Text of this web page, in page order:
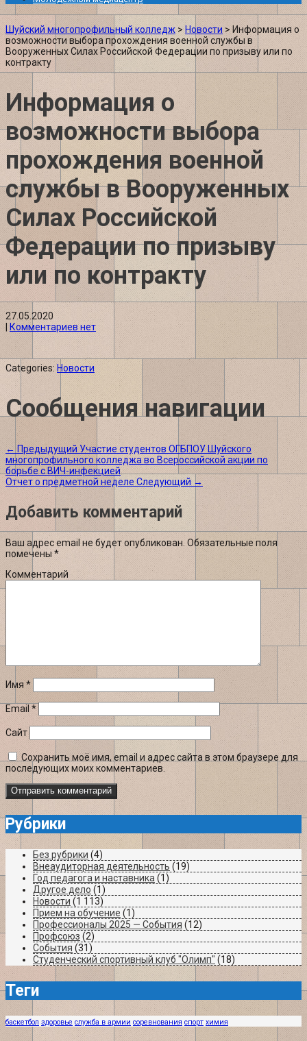
Шуйский многопрофильный колледж> Новости >Информация о
возможности выбора прохождения военной службы в
Вооруженных Силах Российской Федерации по призыву или по
контракту
Информация о
возможности выбора
прохождения военной
службы в Вооруженных
Силах Российской
Федерации по призыву
или по контракту
27.05.2020
Комментариев нет
Categories:Новости
Сообщения навигации
← Предыдущий Участие студентов ОГБПОУ Шуйского
многопрофильного колледжа во Всероссийской акции по
борьбе с ВИЧ-инфекцией
Отчет о предметной неделеСледующий →
Добавить комментарий
Ваш адрес email не будет опубликован. Обязательные поля
помечены *
Комментарий
Имя*
Email*
Сайт
Сохранить моё имя, email и адрес сайта в этом браузере для
последующих моих комментариев.
Рубрики
Без рубрики (4)
Внеаудиторная деятельность (19)
Год педагога и наставника (1)
Другое дело (1)
Новости (1 113)
Прием на обучение (1)
Профессионалы 2025 — События (12)
Профсоюз (2)
События (31)
Студенческий спортивный клуб "Олимп" (18)
Теги
баскетбол здоровье служба в армии соревнования спорт химия